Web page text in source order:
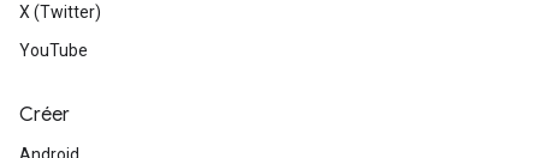
X (Twitter)
YouTube
Créer